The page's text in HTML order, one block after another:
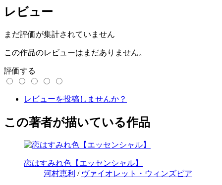
レビュー
まだ評価が集計されていません
この作品のレビューはまだありません。
評価する
レビューを投稿しませんか？
この著者が描いている作品
恋はすみれ色【エッセンシャル】
河村恵利 / ヴァイオレット・ウィンズピア